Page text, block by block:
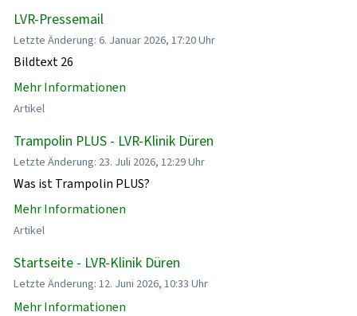
LVR-Pressemail
Letzte Änderung: 6. Januar 2026, 17:20 Uhr
Bildtext 26
Mehr Informationen
Artikel
Trampolin PLUS - LVR-Klinik Düren
Letzte Änderung: 23. Juli 2026, 12:29 Uhr
Was ist Trampolin PLUS?
Mehr Informationen
Artikel
Startseite - LVR-Klinik Düren
Letzte Änderung: 12. Juni 2026, 10:33 Uhr
Mehr Informationen